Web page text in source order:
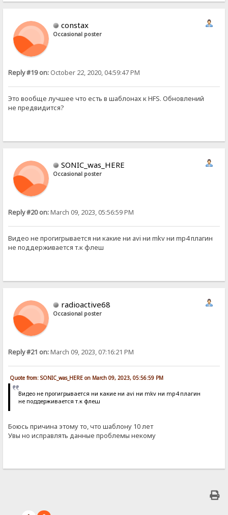
constax
Occasional poster
Reply #19 on: October 22, 2020, 04:59:47 PM
Это вообще лучшее что есть в шаблонах к HFS. Обновлений
не предвидится?
SONIC_was_HERE
Occasional poster
Reply #20 on:March 09, 2023, 05:56:59 PM
Видео не прогигрывается ни какие ни avi ни mkv ни mp4 плагин
не поддерживается т.к флеш
radioactive68
Occasional poster
Reply #21 on:March 09, 2023, 07:16:21 PM
Quote from: SONIC_was_HERE on March 09, 2023, 05:56:59 PM
Видео не прогигрывается ни какие ни avi ни mkv ни mp4 плагин
не поддерживается т.к флеш
Боюсь причина этому то, что шаблону 10 лет
Увы но исправлять данные проблемы некому